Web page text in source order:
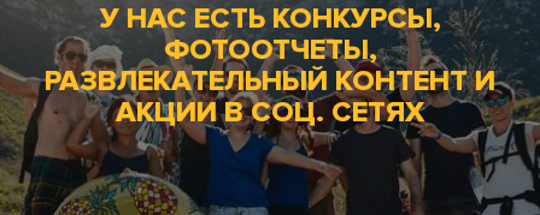
У НАС ЕСТЬ КОНКУРСЫ,
ФОТООТЧЕТЫ,
РАЗВЛЕКАТЕЛЬНЫЙ КОНТЕНТ И
АКЦИИ В СОЦ. СЕТЯХ